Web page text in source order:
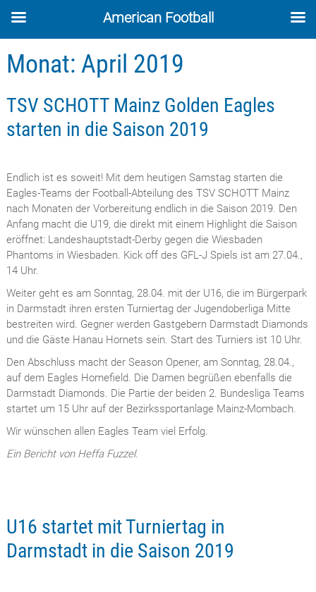
Skip
to
content
Monat: April 2019
TSV SCHOTT Mainz Golden Eagles
starten in die Saison 2019
Endlich ist es soweit! Mit dem heutigen Samstag starten die
Eagles-Teams der Football-Abteilung des TSV SCHOTT Mainz
nach Monaten der Vorbereitung endlich in die Saison 2019. Den
Anfang macht die U19, die direkt mit einem Highlight die Saison
eröffnet: Landeshauptstadt-Derby gegen die Wiesbaden
Phantoms in Wiesbaden. Kick off des GFL-J Spiels ist am 27.04.,
14 Uhr.
Weiter geht es am Sonntag, 28.04. mit der U16, die im Bürgerpark
in Darmstadt ihren ersten Turniertag der Jugendoberliga Mitte
bestreiten wird. Gegner werden Gastgebern Darmstadt Diamonds
und die Gäste Hanau Hornets sein. Start des Turniers ist 10 Uhr.
Den Abschluss macht der Season Opener, am Sonntag, 28.04.,
auf dem Eagles Homefield. Die Damen begrüßen ebenfalls die
Darmstadt Diamonds. Die Partie der beiden 2. Bundesliga Teams
startet um 15 Uhr auf der Bezirkssportanlage Mainz-Mombach.
Wir wünschen allen Eagles Team viel Erfolg.
Ein Bericht von Heffa Fuzzel.
U16 startet mit Turniertag in
Darmstadt in die Saison 2019
American Football